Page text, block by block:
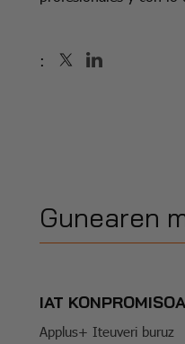
:
Gunearen
IAT KONPROMISOA
Applus+ Iteuveri buruz